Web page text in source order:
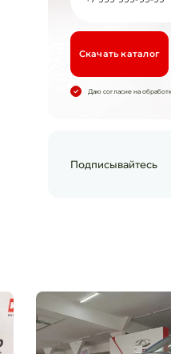
Cкачать каталог
Даю согласие на
Подписывайтесь